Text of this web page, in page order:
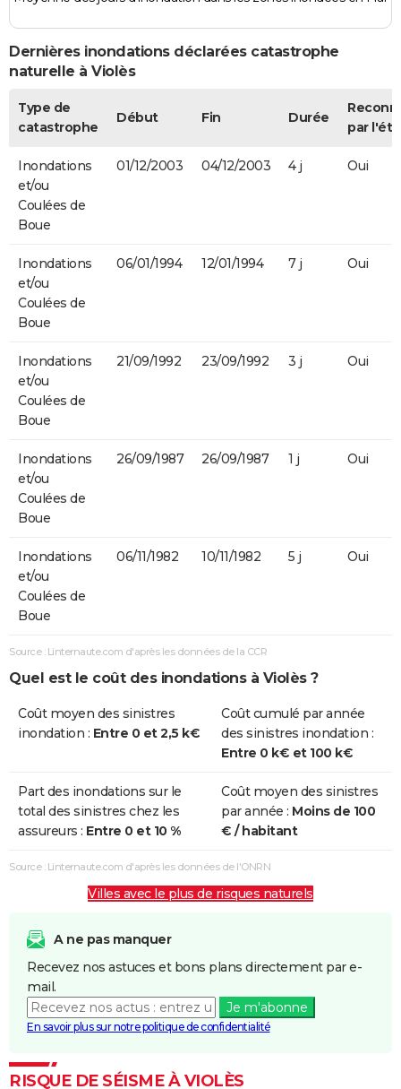
Dernières inondations déclarées catastrophe
naturelle à Violès
Type de
catastrophe
Début Fin Durée
par
Inondations
et/ou
Coulées de
Boue
01/12/2003 04/12/2003 4 j Oui
Inondations
et/ou
Coulées de
Boue
06/01/1994 12/01/1994 7 j Oui
Inondations
et/ou
Coulées de
Boue
21/09/1992 23/09/1992 3 j Oui
Inondations
et/ou
Coulées de
Boue
26/09/1987 26/09/1987 1 j Oui
Inondations
et/ou
Coulées de
Boue
06/11/1982 10/11/1982 5 j Oui
Source : Linternaute.com d'après les données de la CCR
Quel est le coût des inondations à Violès ?
Coût moyen des sinistres
inondation : Entre 0 et 2,5 k€
Coût cumulé par année
des sinistres inondation :
Entre 0 k€ et 100 k€
Part des inondations sur le
total des sinistres chez les
assureurs : Entre 0 et 10 %
Coût moyen des sinistres
par année : Moins de 100
€ / habitant
Source : Linternaute.com d'après les données de l'ONRN
Villes avec le plus de risques naturels
A ne pas manquer
Recevez nos astuces et bons plans directement par e-
mail.
Je m'abonne
En savoir plus sur notre politique de confidentialité
RISQUE DE SÉISME À VIOLÈS